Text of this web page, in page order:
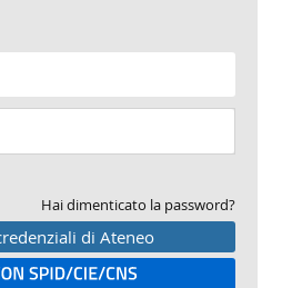
Hai dimenticato la password?
di Ateneo
con SPID